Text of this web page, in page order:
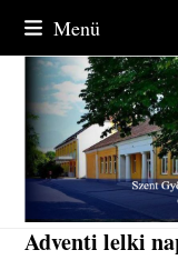
content
Menü
Adventi lelki